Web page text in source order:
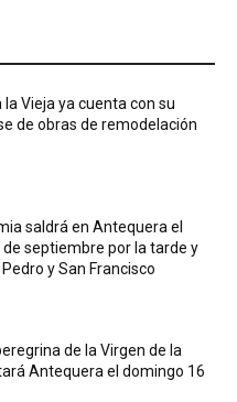
Vieja ya cuenta con su
de obras de remodelación
saldrá en Antequera el
septiembre por la tarde y
y San Francisco
de la Virgen de la
Antequera el domingo 16